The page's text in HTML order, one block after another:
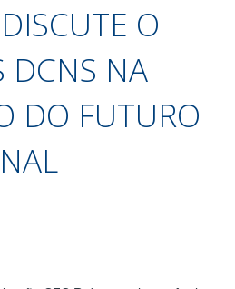
O
DCNS NA
DO FUTURO